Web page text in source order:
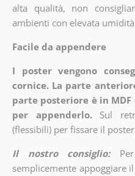
alta qualità, non
ambienti con elevata
Facile da appendere
I poster vengono
cornice. La parte
parte posteriore è in MDF
per appenderlo.
Sul
(flessibili) per fissare il
Il nostro consiglio:
semplicemente appoggiare